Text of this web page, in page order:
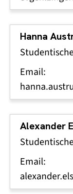
Hanna
Email:
Alexander
Email: